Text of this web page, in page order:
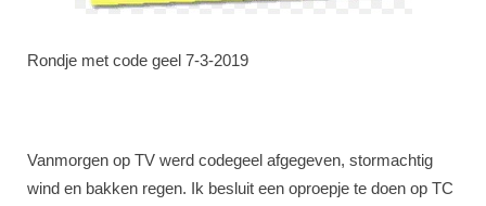
Rondje met code geel 7-3-2019
Vanmorgen op TV werd codegeel afgegeven, stormachtig
wind en bakken regen. Ik besluit een oproepje te doen op TC